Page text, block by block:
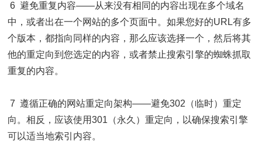
6 避免重复内容——从来没有相同的内容出现在多个域名
中，或者出在一个网站的多个页面中。如果您好的URL有多
个版本，都指向同样的内容，那么应该选择一个，然后将其
他的重定向到您选定的内容，或者禁止搜索引擎的蜘蛛抓取
重复的内容。
7 遵循正确的网站重定向架构——避免302（临时）重定
向。相反，应该使用301（永久）重定向，以确保搜索引擎
可以适当地索引内容。